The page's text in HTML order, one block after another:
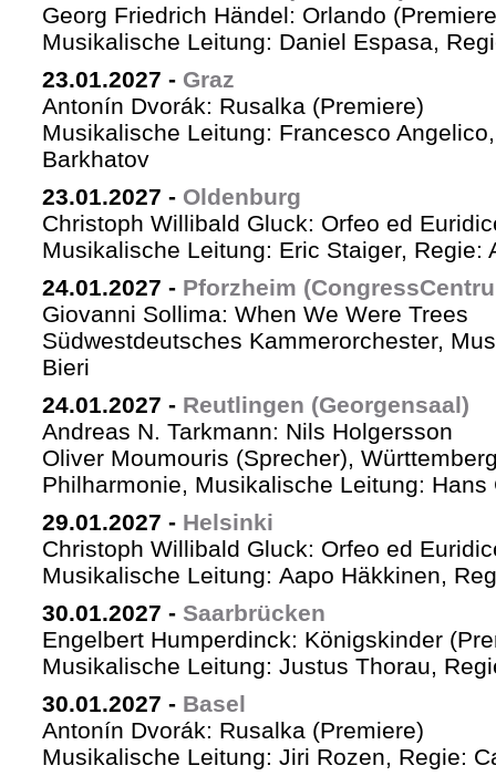
Georg Friedrich Händel: Orlando
Musikalische Leitung: Daniel Espasa,
23.01.2027 - Graz
Antonín Dvorák: Rusalka (Premiere)
Musikalische Leitung: Francesco
Barkhatov
23.01.2027 - Oldenburg
Christoph Willibald Gluck: Orfeo ed
Musikalische Leitung: Eric Staiger, Regie:
24.01.2027 - Pforzheim
Giovanni Sollima: When We Were Trees
Südwestdeutsches Kammerorchester,
Bieri
24.01.2027 - Reutlingen (Georgensaal)
Andreas N. Tarkmann: Nils Holgersson
Oliver Moumouris (Sprecher),
Philharmonie, Musikalische Leitung: Hans
29.01.2027 - Helsinki
Christoph Willibald Gluck: Orfeo ed
Musikalische Leitung: Aapo Häkkinen,
30.01.2027 - Saarbrücken
Engelbert Humperdinck: Königskinder
Musikalische Leitung: Justus Thorau,
30.01.2027 - Basel
Antonín Dvorák: Rusalka (Premiere)
Musikalische Leitung: Jiri Rozen, Regie: